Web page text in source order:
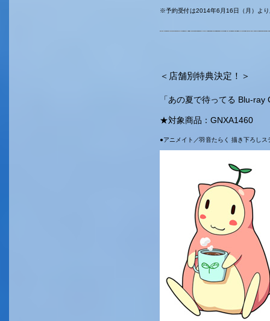
※予約受付は2014年6月16日（月）よ
＜店舗別特典決定！＞
「あの夏で待ってる Blu-
★対象商品：GNXA1460
●アニメイト／羽音たらく 描き下ろし